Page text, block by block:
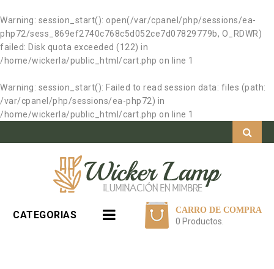
Warning: session_start(): open(/var/cpanel/php/sessions/ea-
php72/sess_869ef2740c768c5d052ce7d07829779b, O_RDWR)
failed: Disk quota exceeded (122) in
/home/wickerla/public_html/cart.php on line 1
Warning: session_start(): Failed to read session data: files (path:
/var/cpanel/php/sessions/ea-php72) in
/home/wickerla/public_html/cart.php on line 1
CATEGORIAS CARRO DE COMPRA
0 Productos.